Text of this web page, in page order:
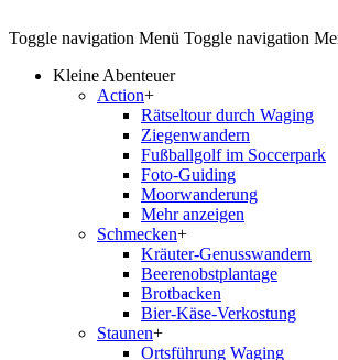
Toggle navigation Menü Toggle navigation
Kleine Abenteuer
Action+
Rätseltour durch Waging
Ziegenwandern
Fußballgolf im Soccerpark
Foto-Guiding
Moorwanderung
Mehr anzeigen
Schmecken+
Kräuter-Genusswandern
Beerenobstplantage
Brotbacken
Bier-Käse-Verkostung
Staunen+
Ortsführung Waging